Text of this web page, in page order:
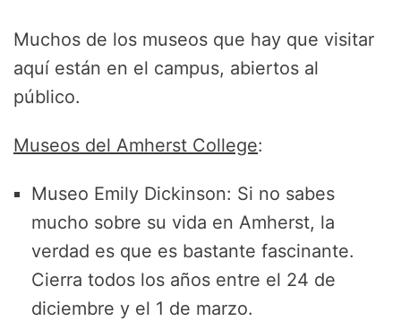
Muchos de los museos que hay que visitar
aquí están en el campus, abiertos al
público.
Museos del Amherst College:
Museo Emily Dickinson: Si no sabes
mucho sobre su vida en Amherst, la
verdad es que es bastante fascinante.
Cierra todos los años entre el 24 de
diciembre y el 1 de marzo.